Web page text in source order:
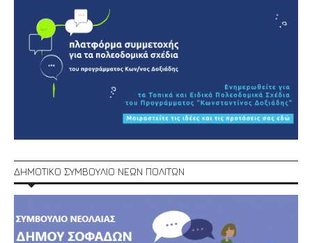
ΔΗΜΟΤΙΚΟ ΣΥΜΒΟΥΛΙΟ ΝΕΩΝ ΠΟΛΙΤΩΝ